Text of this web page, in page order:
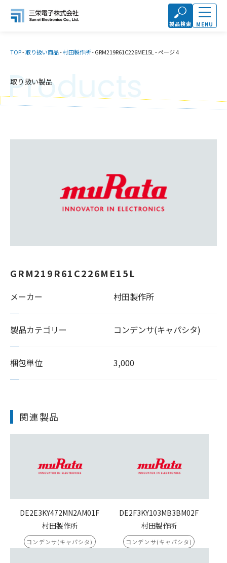
製品検索 MENU
TOP-取り扱い商品-村田製作所-GRM219R61C226ME15L -ページ 4
取り扱い製品
Products
GRM219R61C226ME15L
メーカー 村田製作所
製品カテゴリー コンデンサ(キャパシタ)
梱包単位 3,000
関連製品
DE2E3KY472MN2AM01F
村田製作所
コンデンサ(キャパシタ)
DE2F3KY103MB3BM02F
村田製作所
コンデンサ(キャパシタ)